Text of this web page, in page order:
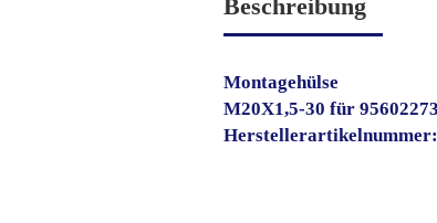
Beschreibung
Montagehülse
M20X1,5-30 für
Herstellerartikelnummer: